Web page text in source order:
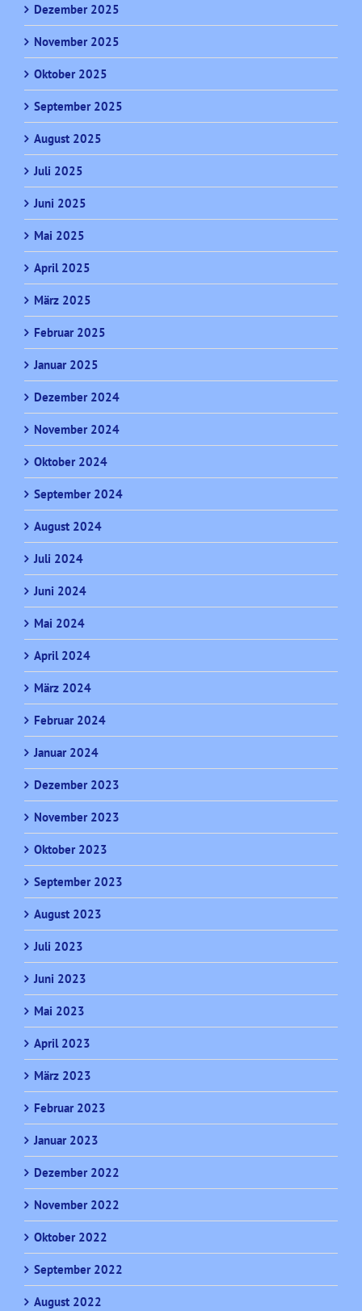
Dezember 2025
November 2025
Oktober 2025
September 2025
August 2025
Juli 2025
Juni 2025
Mai 2025
April 2025
März 2025
Februar 2025
Januar 2025
Dezember 2024
November 2024
Oktober 2024
September 2024
August 2024
Juli 2024
Juni 2024
Mai 2024
April 2024
März 2024
Februar 2024
Januar 2024
Dezember 2023
November 2023
Oktober 2023
September 2023
August 2023
Juli 2023
Juni 2023
Mai 2023
April 2023
März 2023
Februar 2023
Januar 2023
Dezember 2022
November 2022
Oktober 2022
September 2022
August 2022